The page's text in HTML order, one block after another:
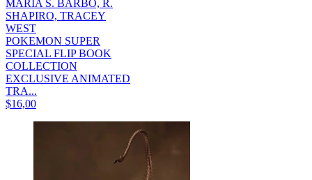
MARIA S. BARBO, R.
SHAPIRO, TRACEY
WEST
POKEMON SUPER
SPECIAL FLIP BOOK
COLLECTION
EXCLUSIVE ANIMATED
TRA...
$16,00